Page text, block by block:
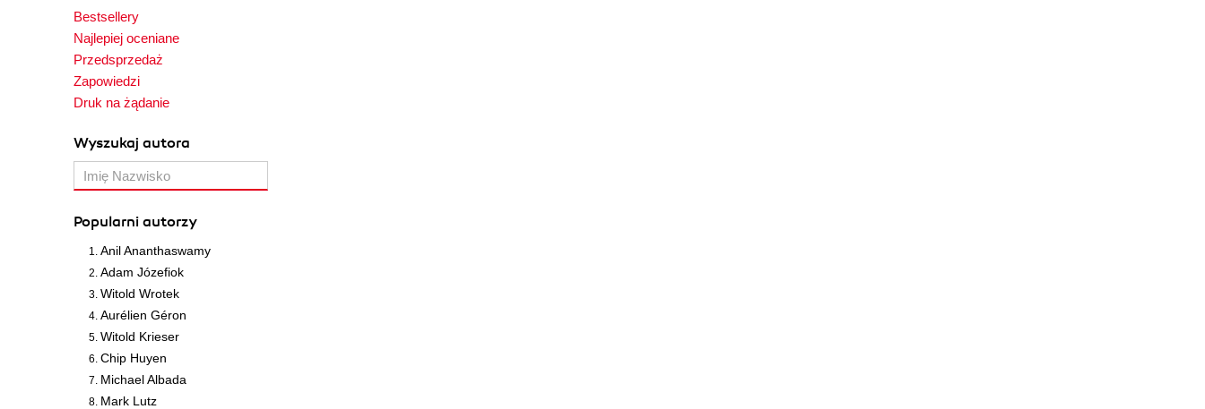
Bestsellery
Najlepiej oceniane
Przedsprzedaż
Zapowiedzi
Druk na żądanie
Wyszukaj autora
Popularni autorzy
Anil Ananthaswamy
Adam Józefiok
Witold Wrotek
Aurélien Géron
Witold Krieser
Chip Huyen
Michael Albada
Mark Lutz